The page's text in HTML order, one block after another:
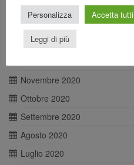
Marzo 2021
Febbraio 2021
Gennaio 2021
Novembre 2020
Ottobre 2020
Settembre 2020
Agosto 2020
Luglio 2020
Personalizza Accetta tutti
Leggi di più